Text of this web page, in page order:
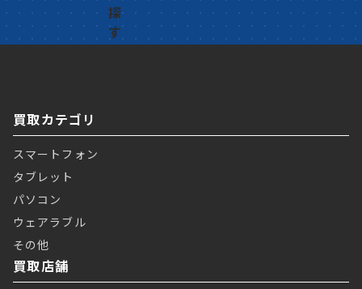
買取カテゴリ
スマートフォン
タブレット
パソコン
ウェアラブル
その他
買取店舗